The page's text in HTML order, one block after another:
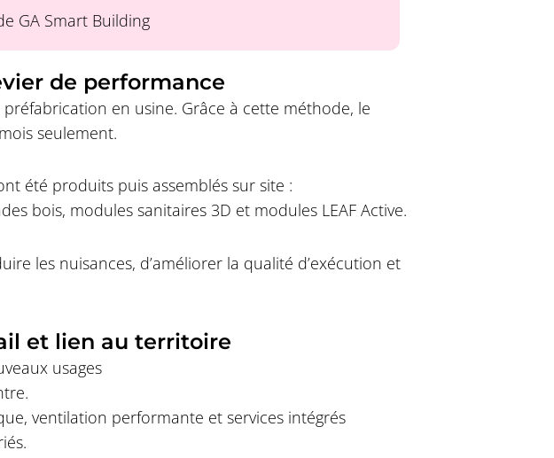
GA Smart Building
de performance
en usine. Grâce à cette méthode, le
seulement.
été produits puis assemblés sur site :
bois, modules sanitaires 3D et modules LEAF Active.
les nuisances, d’améliorer la qualité d’exécution et
et lien au territoire
usages
ventilation performante et services intégrés